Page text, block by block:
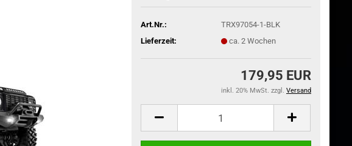
Art.Nr.:
TRX97054-1-BLK
Lieferzeit:
ca. 2 Wochen
179,95 EUR
inkl. 20% MwSt. zzgl. Versand